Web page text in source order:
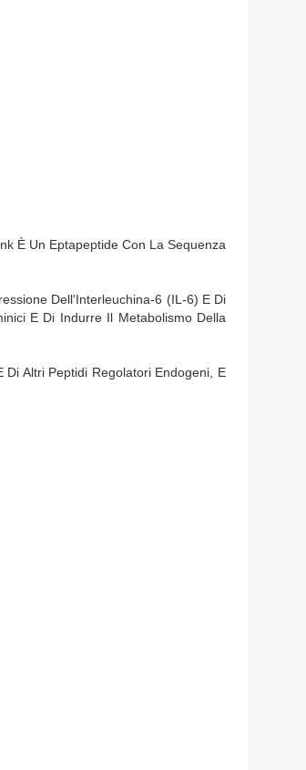
È Un Eptapeptide Con La Sequenza
Dell'Interleuchina-6 (IL-6) E Di
E Di Indurre Il Metabolismo Della
Altri Peptidi Regolatori Endogeni, E